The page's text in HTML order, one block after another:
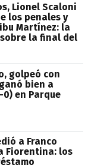
Lionel Scaloni
los penales y
Martínez: la
la final del
golpeó con
bien a
en Parque
a Franco
Fiorentina: los